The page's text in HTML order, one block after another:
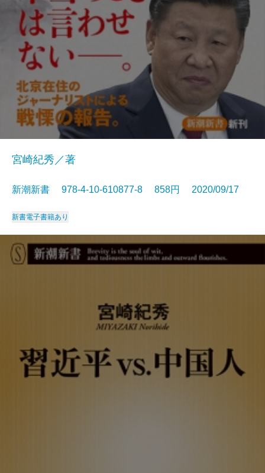
宮崎紀秀／著
新潮新書 978-4-10-610877-8 858円 2020/09/17
新書電子書籍あり